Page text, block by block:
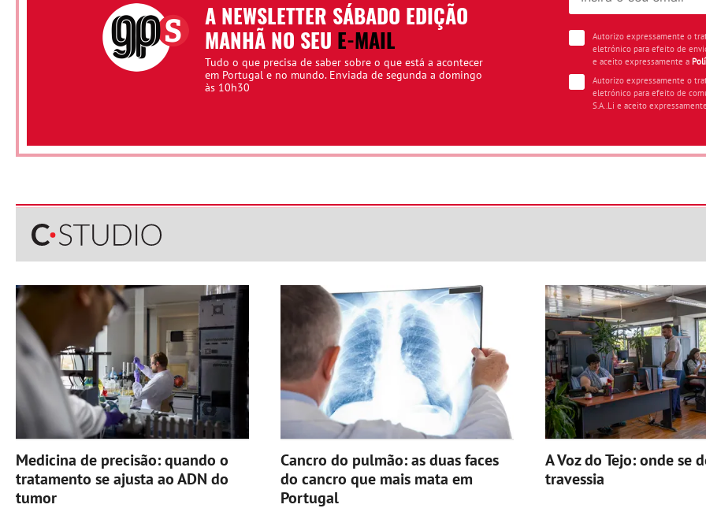
A NEWSLETTER SÁBADO EDIÇÃO
MANHÃ NO SEU E-MAIL
Tudo o que precisa de saber sobre o que está a acontecer
em Portugal e no mundo. Enviada de segunda a domingo
às 10h30
Autorizo expressamente o
eletrónico para efeito de
e aceito expressamente a
Autorizo expressamente o
eletrónico para efeito de
S.A..Li e aceito
Medicina de precisão: quando o
tratamento se ajusta ao ADN do
tumor
Cancro do pulmão: as duas faces
do cancro que mais mata em
Portugal
A Voz do Tejo: onde se
travessia